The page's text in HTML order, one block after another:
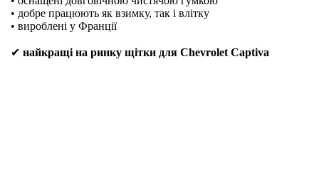
• добре працюють як взимку, так і влітку
• вироблені у Франції
✔ найкращі на ринку щітки для Chevrolet Captiva